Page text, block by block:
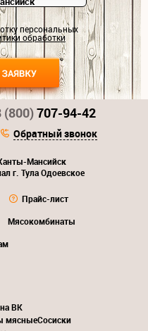
персональных
обработки
Мансийск
г. Тула Одоевское
Прайс-лист
Мясокомбинаты
(800)707-94-42
Обратный звонок
ВК
мясныеСосиски